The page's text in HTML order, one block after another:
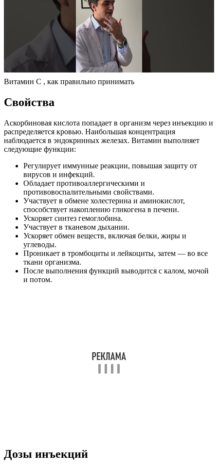
Витамин С , как правильно принимать
Свойства
Аскорбиновая кислота попадает в организм через инъекцию и
распределяется кровью. Наибольшая концентрация
наблюдается в эндокринных железах. Витамин выполняет
следующие функции:
Регулирует иммунные реакции, повышая защиту от
вирусов и инфекций.
Обладает противоаллергическими и
противовоспалительными свойствами.
Участвует в обмене холестерина и аминокислот,
способствует накоплению гликогена в печени.
Ускоряет синтез гемоглобина.
Участвует в тканевом дыхании.
Ускоряет обмен веществ, включая белки, жиры и
углеводы.
Проникает в тромбоциты и лейкоциты, затем — во все
ткани организма.
После выполнения функций выводится с калом, мочой
и потом.
Дозы инъекций